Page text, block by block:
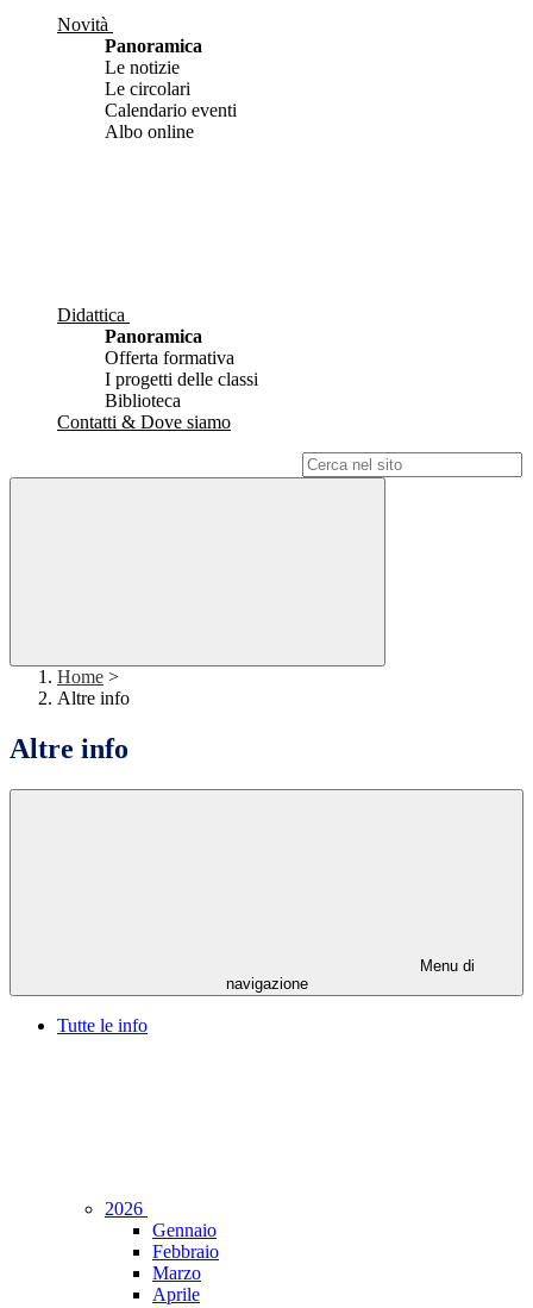
Novità
Panoramica
Le notizie
Le circolari
Calendario eventi
Albo online
Didattica
Panoramica
Offerta formativa
I progetti delle classi
Biblioteca
Contatti & Dove siamo
Home >
Altre info
Altre info
Menu di
navigazione
Tutte le info
2026
Gennaio
Febbraio
Marzo
Aprile